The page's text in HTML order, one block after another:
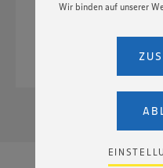
Wir binden auf unserer
Einstellungen bezüglich
ein, dass Ihre Daten (IP-
Nutzerverhalten auf
Dienste YouTube und
dort verarbeitet werden.
angemessenen
Risiko eines Zugriffs
Zudem wissen wir nicht
7,1 MB
968 kB